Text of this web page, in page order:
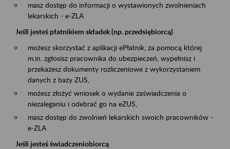
masz dostęp do informacji o wystawionych zwolnieniach
lekarskich - e-ZLA
Jeśli jesteś płatnikiem składek (np. przedsiębiorcą)
możesz skorzystać z aplikacji ePłatnik, za pomocą której
m.in. zgłosisz pracownika do ubezpieczeń, wypełnisz i
przekażesz dokumenty rozliczeniowe z wykorzystaniem
danych z bazy ZUS,
możesz złożyć wniosek o wydanie zaświadczenia o
niezaleganiu i odebrać go na eZUS,
masz dostęp do zwolnień lekarskich swoich pracowników -
e-ZLA
Jeśli jesteś świadczeniobiorcą